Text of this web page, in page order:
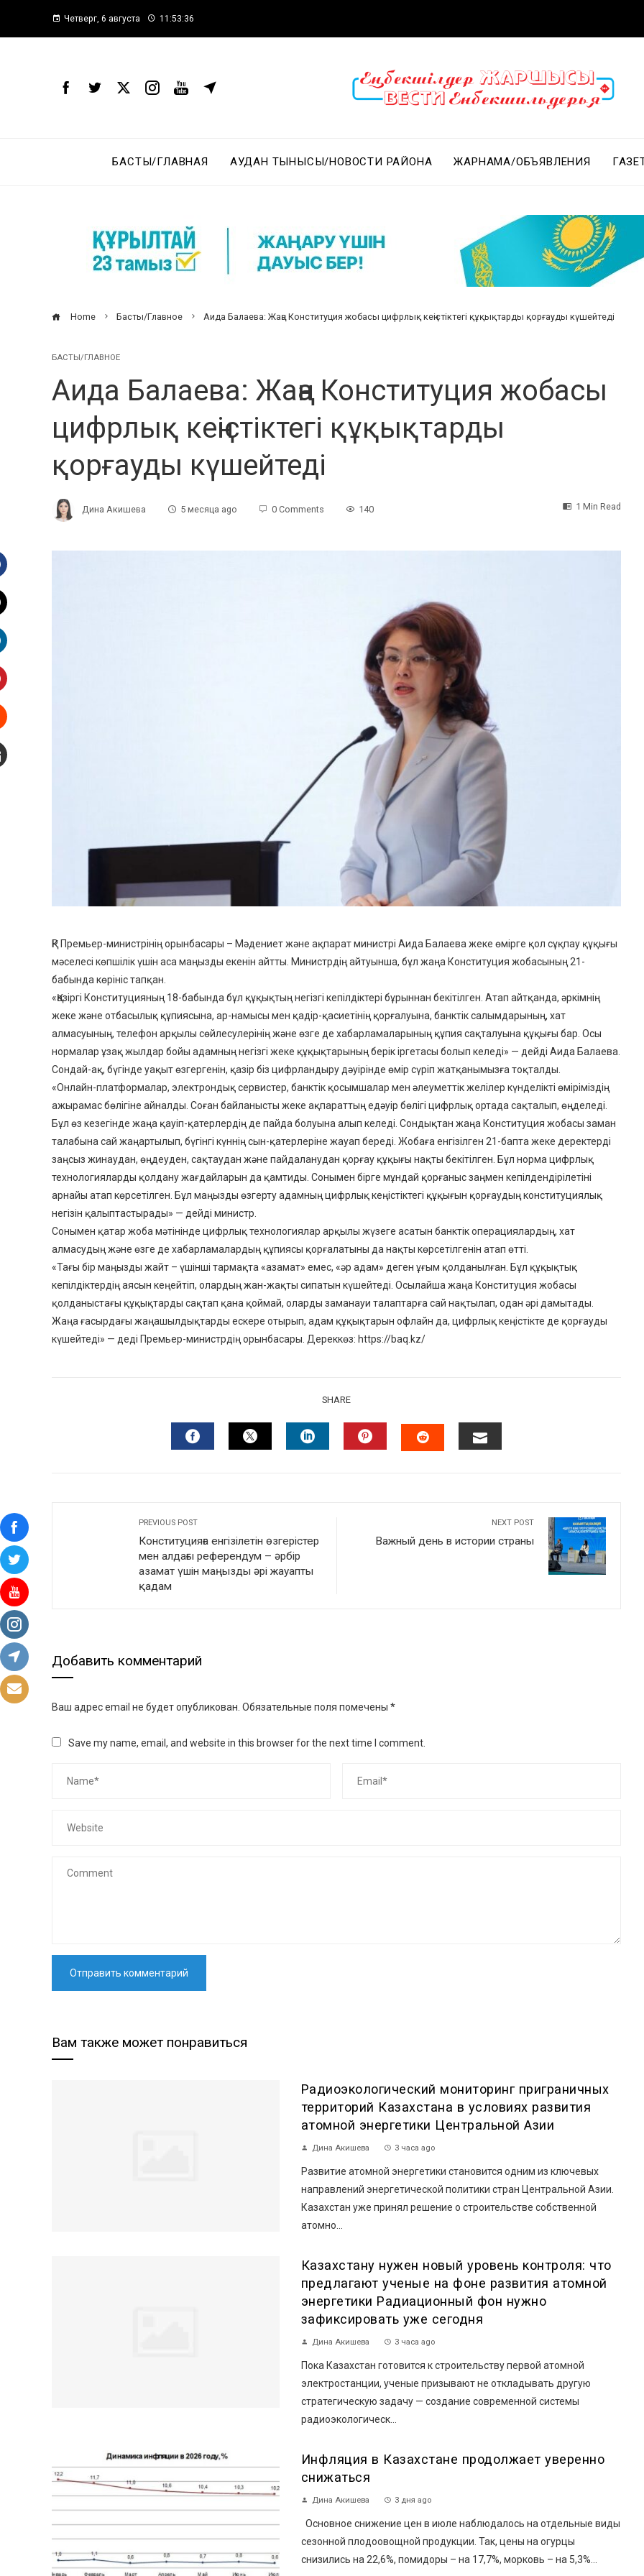
Четверг, 6 августа 11:53:37
БАСТЫ/ГЛАВНАЯ АУДАН ТЫНЫСЫ/НОВОСТИ РАЙОНА ЖАРНАМА/ОБЪЯВЛЕНИЯ
Home Басты/Главное Аида Балаева: Жаңа Конституция жобасы цифрлық кеңістіктегі құқықтарды қорғауды күшейтеді
БАСТЫ/ГЛАВНОЕ
Аида Балаева: Жаңа Конституция жобасы
цифрлық кеңістіктегі құқықтарды
қорғауды күшейтеді
Дина Акишева 5 месяца ago 0 Comments 140 1 Min Read
ҚР Премьер-министрінің орынбасары – Мәдениет және ақпарат министрі Аида Балаева жеке өмірге қол сұқпау құқығы
мәселесі көпшілік үшін аса маңызды екенін айтты. Министрдің айтуынша, бұл жаңа Конституция жобасының 21-
бабында көрініс тапқан.
«Қазіргі Конституцияның 18-бабында бұл құқықтың негізгі кепілдіктері бұрыннан бекітілген. Атап айтқанда, әркімнің
жеке және отбасылық құпиясына, ар-намысы мен қадір-қасиетінің қорғалуына, банктік салымдарының, хат
алмасуының, телефон арқылы сөйлесулерінің және өзге де хабарламаларының құпия сақталуына құқығы бар. Осы
нормалар ұзақ жылдар бойы адамның негізгі жеке құқықтарының берік іргетасы болып келеді» — дейді Аида Балаева.
Сондай-ақ, бүгінде уақыт өзгергенін, қазір біз цифрландыру дәуірінде өмір сүріп жатқанымызға тоқталды.
«Онлайн-платформалар, электрондық сервистер, банктік қосымшалар мен әлеуметтік желілер күнделікті өміріміздің
ажырамас бөлігіне айналды. Соған байланысты жеке ақпараттың едәуір бөлігі цифрлық ортада сақталып, өңделеді.
Бұл өз кезегінде жаңа қауіп-қатерлердің де пайда болуына алып келеді. Сондықтан жаңа Конституция жобасы заман
талабына сай жаңартылып, бүгінгі күннің сын-қатерлеріне жауап береді. Жобаға енгізілген 21-бапта жеке деректерді
заңсыз жинаудан, өңдеуден, сақтаудан және пайдаланудан қорғау құқығы нақты бекітілген. Бұл норма цифрлық
технологияларды қолдану жағдайларын да қамтиды. Сонымен бірге мұндай қорғаныс заңмен кепілдендірілетіні
арнайы атап көрсетілген. Бұл маңызды өзгерту адамның цифрлық кеңістіктегі құқығын қорғаудың конституциялық
негізін қалыптастырады» — дейді министр.
Сонымен қатар жоба мәтінінде цифрлық технологиялар арқылы жүзеге асатын банктік операциялардың, хат
алмасудың және өзге де хабарламалардың құпиясы қорғалатыны да нақты көрсетілгенін атап өтті.
«Тағы бір маңызды жайт – үшінші тармақта «азамат» емес, «әр адам» деген ұғым қолданылған. Бұл құқықтық
кепілдіктердің аясын кеңейтіп, олардың жан-жақты сипатын күшейтеді. Осылайша жаңа Конституция жобасы
қолданыстағы құқықтарды сақтап қана қоймай, оларды заманауи талаптарға сай нақтылап, одан әрі дамытады.
Жаңа ғасырдағы жаңашылдықтарды ескере отырып, адам құқықтарын офлайн да, цифрлық кеңістікте де қорғауды
күшейтеді» — деді Премьер-министрдің орынбасары. Дереккөз: https://baq.kz/
SHARE
PREVIOUS POST
Конституцияға енгізілетін өзгерістер
мен алдағы референдум – әрбір
азамат үшін маңызды әрі жауапты
қадам
NEXT POST
Важный день в истории страны
Добавить комментарий
Ваш адрес email не будет опубликован. Обязательные поля помечены *
Save my name, email, and website in this browser for the next time I comment.
Вам также может понравиться
Радиоэкологический мониторинг приграничных
территорий Казахстана в условиях развития
атомной энергетики Центральной Азии
Дина Акишева 3 часа ago
Развитие атомной энергетики становится одним из ключевых
направлений энергетической политики стран Центральной Азии.
Казахстан уже принял решение о строительстве собственной
атомно...
Казахстану нужен новый уровень контроля: что
предлагают ученые на фоне развития атомной
энергетики Радиационный фон нужно
зафиксировать уже сегодня
Дина Акишева 3 часа ago
Пока Казахстан готовится к строительству первой атомной
электростанции, ученые призывают не откладывать другую
стратегическую задачу — создание современной системы
радиоэкологическ...
Инфляция в Казахстане продолжает уверенно
снижаться
Дина Акишева 3 дня ago
Основное снижение цен в июле наблюдалось на отдельные виды
сезонной плодоовощной продукции. Так, цены на огурцы
снизились на 22,6%, помидоры – на 17,7%, морковь – на 5,3%...